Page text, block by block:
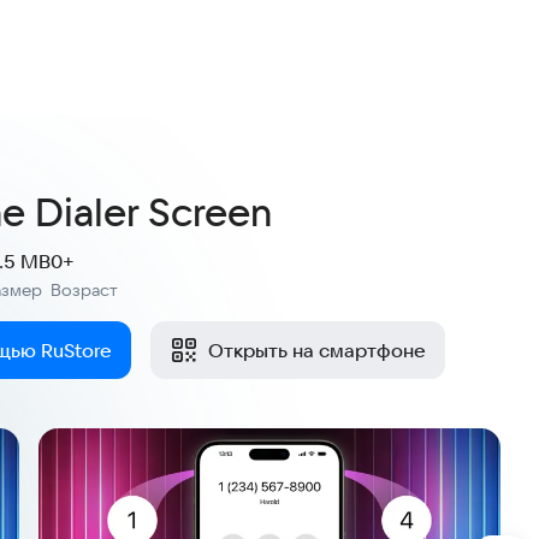
Dialer Screen
MB
Возраст
0+
RuStore Открыть на смартфоне